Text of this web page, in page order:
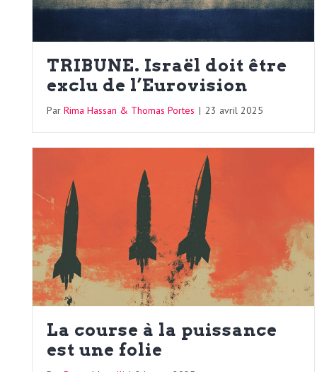
d
e
R
e
g
a
r
d
TRIBUNE. Israël doit être
exclu de l’Eurovision
Par Rima Hassan & Thomas Portes | 23 avril 2025
La course à la puissance
est une folie